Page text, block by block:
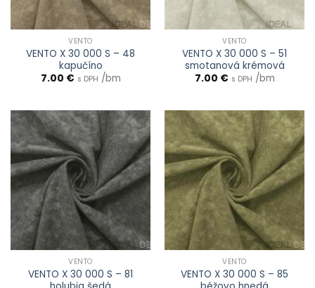
VENTO
VENTO X 30 000 S – 48
kapučíno
7.00 € s DPH /bm
VENTO
VENTO X 30 000 S – 51
smotanová krémová
7.00 € s DPH /bm
VENTO
VENTO X 30 000 S – 81
VENTO
VENTO X 30 000 S – 85